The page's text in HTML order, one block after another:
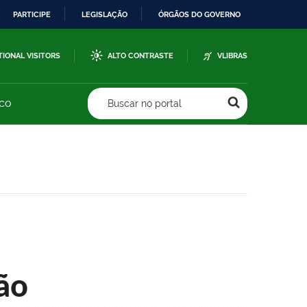
PARTICIPE LEGISLAÇÃO ÓRGÃOS DO GOVERNO
VISITORS ALTO CONTRASTE VLIBRAS
Buscar no portal